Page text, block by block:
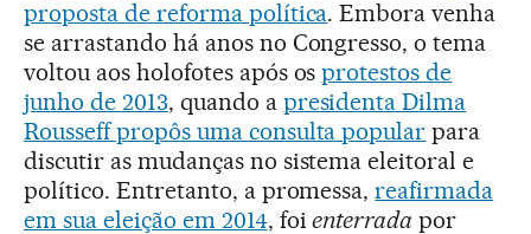
proposta de reforma política. Embora venha
se arrastando há anos no Congresso, o tema
voltou aos holofotes após osprotestos de
junho de 2013, quando a presidenta Dilma
Rousseff propôs uma consulta popular para
discutir as mudanças no sistema eleitoral e
político. Entretanto, a promessa,reafirmada
em sua eleição em 2014, foienterrada por